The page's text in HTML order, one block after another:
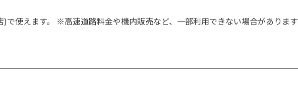
で使えます。 ※高速道路料金や機内販売など、一部利用できない場合があります